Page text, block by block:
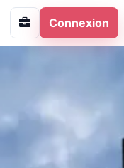
Connexion